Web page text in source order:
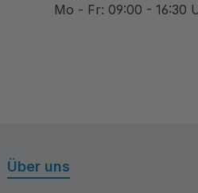
Mo - Fr: 09:00 - 16:30
Über uns